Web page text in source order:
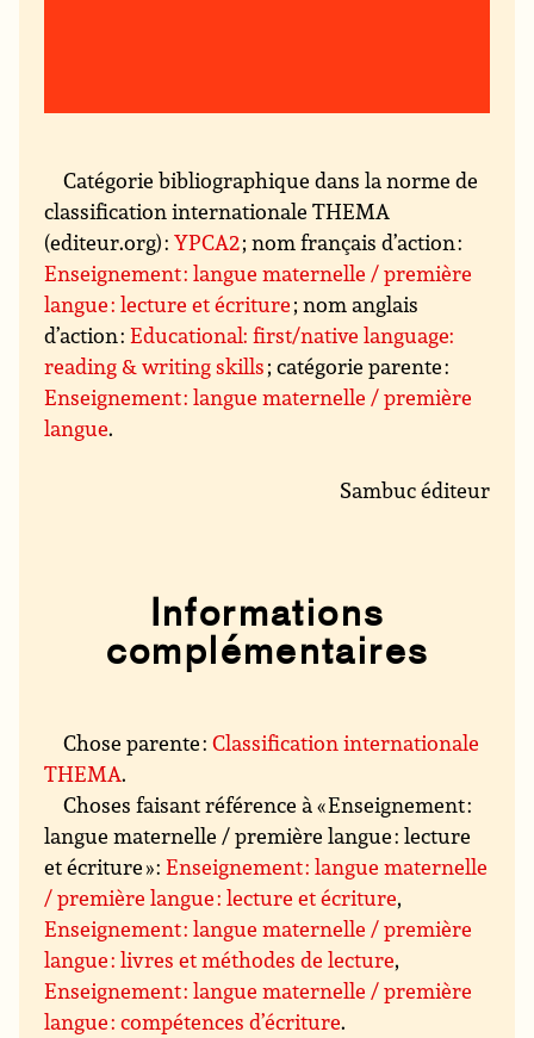
Catégorie bibliographique dans la norme de
classification internationale THEMA
(editeur.org) :YPCA2; nom français d’action :
Enseignement : langue maternelle / première
langue : lecture et écriture; nom anglais
d’action :Educational: first/native language:
reading & writing skills; catégorie parente :
Enseignement : langue maternelle / première
langue.
Sambuc éditeur
Informations
complémentaires
Chose parente :Classification internationale
THEMA.
Choses faisant référence à « Enseignement :
langue maternelle / première langue : lecture
et écriture » :Enseignement : langue maternelle
/ première langue : lecture et écriture,
Enseignement : langue maternelle / première
langue : livres et méthodes de lecture,
Enseignement : langue maternelle / première
langue : compétences d’écriture.